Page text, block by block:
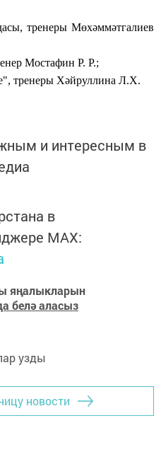
тренеры Мөхәммәтгалиев
Мостафин Р. Р.;
тренеры Хәйруллина Л.Х.
и интересным в
в
MАХ:
яңалыкларын
белә аласыз
новости